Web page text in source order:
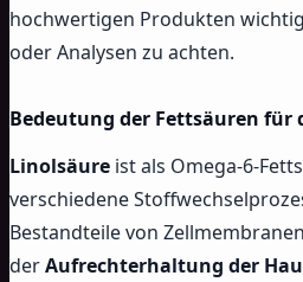
hochwertigen Produkten
oder Analysen zu achten.
Bedeutung der Fettsäuren für
Linolsäure ist als Omega-6-
verschiedene
Bestandteile von
derAufrechterhaltung der